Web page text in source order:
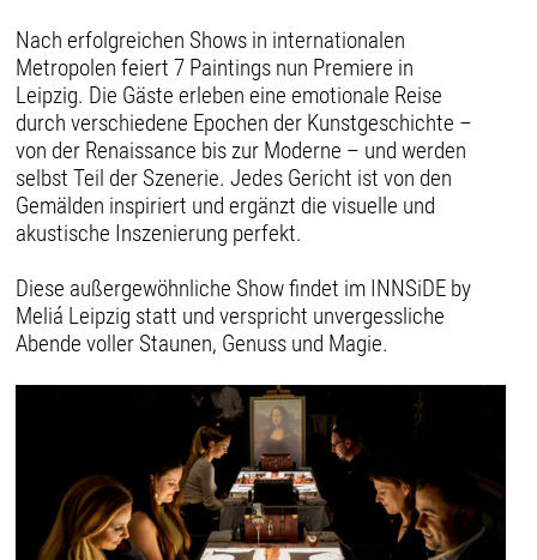
Nach erfolgreichen Shows in internationalen
Metropolen feiert 7 Paintings nun Premiere in
Leipzig. Die Gäste erleben eine emotionale Reise
durch verschiedene Epochen der Kunstgeschichte –
von der Renaissance bis zur Moderne – und werden
selbst Teil der Szenerie. Jedes Gericht ist von den
Gemälden inspiriert und ergänzt die visuelle und
akustische Inszenierung perfekt.
Diese außergewöhnliche Show findet im INNSiDE by
Meliá Leipzig statt und verspricht unvergessliche
Abende voller Staunen, Genuss und Magie.